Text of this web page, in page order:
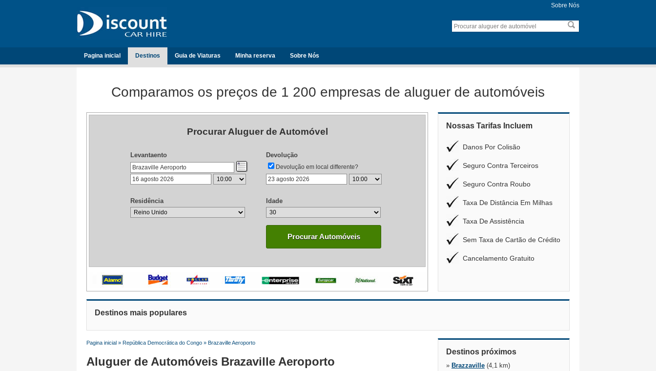
Sobre Nós
Pagina inicial Destinos Guia de Viaturas Minha reserva Sobre Nós
Comparamos os preços de 1 200 empresas de aluguer de automóveis
Procurar Aluguer de Automóvel
Levantaento Devolução
Devolução em local differente?
Residência Idade
Procurar Automóveis
Nossas Tarifas Incluem
Danos Por Colisão
Seguro Contra Terceiros
Seguro Contra Roubo
Taxa De Distância Em Milhas
Taxa De Assistência
Sem Taxa de Cartão de Crédito
Cancelamento Gratuito
Destinos mais populares
Pagina inicial » República Democrática do Congo » Brazaville Aeroporto
Aluguer de Automóveis Brazaville Aeroporto
Destinos próximos
» Brazzaville (4,1 km)